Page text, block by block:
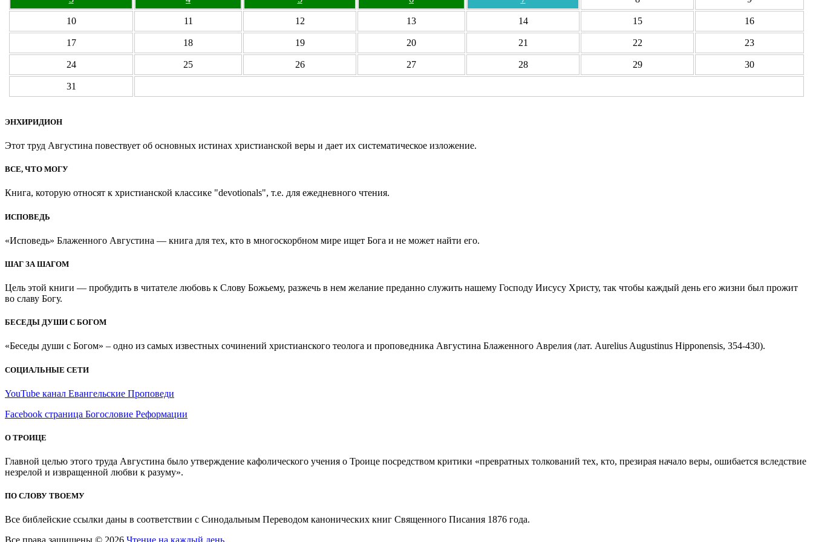
10 11 12 13 14 15 16
17 18 19 20 21 22 23
24 25 26 27 28 29 30
31
ЭНХИРИДИОН
Этот труд Августина повествует об основных истинах христианской веры и дает их систематическое изложение.
ВСЕ, ЧТО МОГУ
Книга, которую относят к христианской классике "devotionals", т.е. для ежедневного чтения.
ИСПОВЕДЬ
«Исповедь» Блаженного Августина — книга для тех, кто в многоскорбном мире ищет Бога и не может найти его.
ШАГ ЗА ШАГОМ
Цель этой книги — пробудить в читателе любовь к Слову Божьему, разжечь в нем желание преданно служить нашему Господу Иисусу Христу, так чтобы каждый день его жизни был прожит
во славу Богу.
БЕСЕДЫ ДУШИ С БОГОМ
«Беседы души с Богом» – одно из самых известных сочинений христианского теолога и проповедника Августина Блаженного Аврелия (лат. Aurelius Augustinus Hipponensis, 354-430).
СОЦИАЛЬНЫЕ СЕТИ
YouTube канал Евангельские Проповеди
Facebook страница Богословие Реформации
О ТРОИЦЕ
Главной целью этого труда Августина было утверждение кафолического учения о Троице посредством критики «превратных толкований тех, кто, презирая начало веры, ошибается вследствие
незрелой и извращенной любви к разуму».
ПО СЛОВУ ТВОЕМУ
Все библейские ссылки даны в соответствии с Синодальным Переводом канонических книг Священного Писания 1876 года.